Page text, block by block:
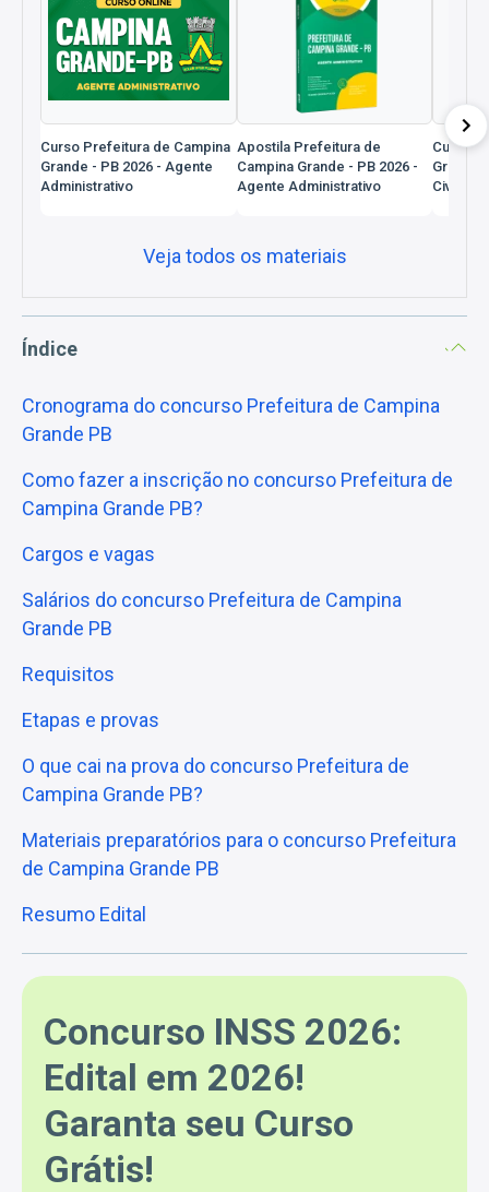
Curso Prefeitura de Campina
Grande - PB 2026 - Agente
Administrativo
Apostila Prefeitura de
Campina Grande - PB 2026 -
Agente Administrativo
Curso
Grande
Civil
Veja todos os materiais
Índice
Cronograma do concurso Prefeitura de Campina
Grande PB
Como fazer a inscrição no concurso Prefeitura de
Campina Grande PB?
Cargos e vagas
Salários do concurso Prefeitura de Campina
Grande PB
Requisitos
Etapas e provas
O que cai na prova do concurso Prefeitura de
Campina Grande PB?
Materiais preparatórios para o concurso Prefeitura
de Campina Grande PB
Resumo Edital
Concurso INSS 2026:
Edital em 2026!
Garanta seu Curso
Grátis!